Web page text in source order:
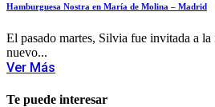
Hamburguesa Nostra en María de Molina – Madrid
El pasado martes, Silvia fue invitada a
nuevo...
Ver Más
Te puede interesar